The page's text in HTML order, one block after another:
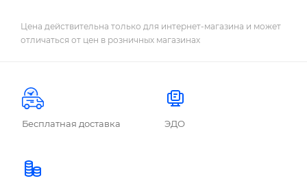
Цена действительна только для интернет-магазина и может
отличаться от цен в розничных магазинах
Бесплатная доставка ЭДО